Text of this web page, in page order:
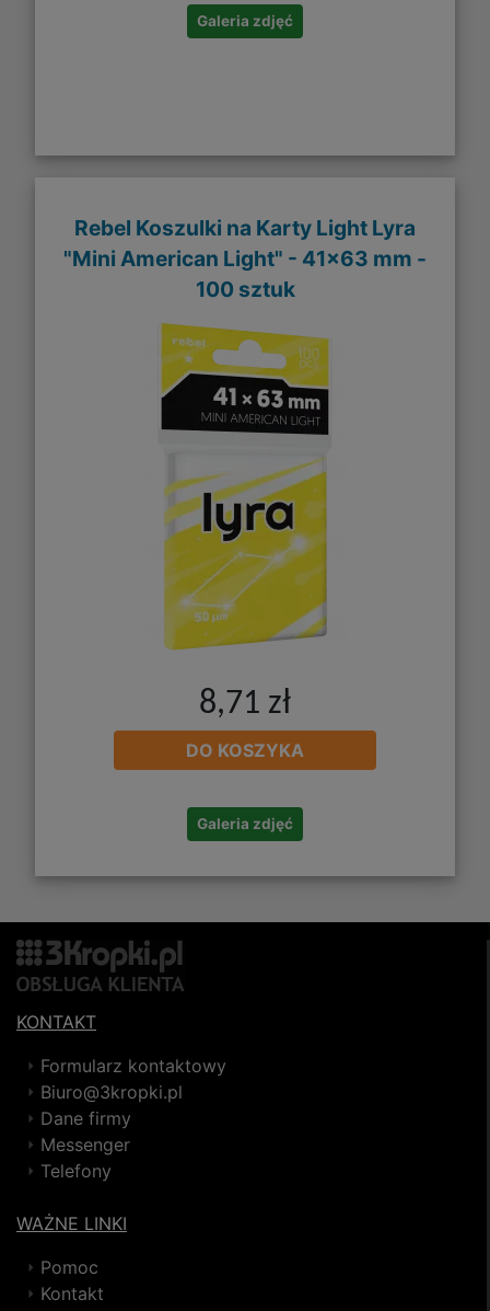
Galeria zdjęć
Rebel Koszulki na Karty Light Lyra
"Mini American Light" - 41x63 mm -
100 sztuk
8,71 zł
DO KOSZYKA
Galeria zdjęć
KONTAKT
Formularz kontaktowy
Biuro@3kropki.pl
Dane firmy
Messenger
Telefony
WAŻNE LINKI
Pomoc
Kontakt